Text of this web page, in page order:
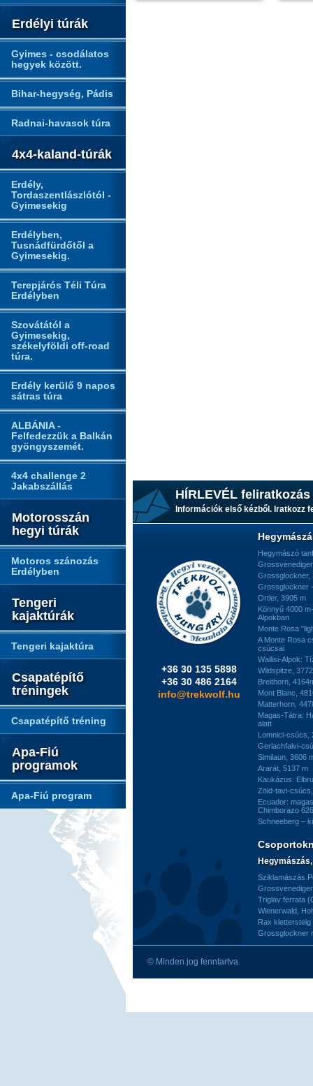
Erdélyi túrák
Gyimes - csodálatos
hegyek között.
Bihar-hegység, Pádis
Radnai-havasok túra
4x4-kaland-túrák
Erdély,
Tordaszentlászlótól -
Gyimesekig
Erdélyben,
Tusnádfürdőtől a
Gyimesekig.
Terepjárós Téli Túra
Erdélyben
Szovátától a
Gyimesekig,
székelyföldi off-road
túra.
Erdély kerülő 9 napos
sátras túra
ALBÁNIA -
Felfedezzük a Balkán
gyöngyszemét.
4x4 challenge 2
Jakabszállás
Motorosszán
hegyi túrák
Motoros szánozás
Erdélyben
Tengeri
kajaktúrák
Tengeri kajaktúra
Csapatépítő
tréningek
Csapatépítő tréning
Apa-Fiú
programok
Apa-Fiú program
HÍRLEVÉL feliratkozás
Információk első kézből. Iratkozz
+36 30 135 5898
+36 30 486 2164
info@trekwolf.hu
Hegymászó
Grossglockner,
Grossglockner
Ortler, 3905 m
Könnyű 4000
Alpokban
Monte Rosa
A Monte Rosa
csúcsai
Wallisi-Alpok:
Wildspitze,
Breithorn,
Mont Blanc,
Matterhorn,
Magas-Tátra:
alatt
Lomnici-csúcs,
Gerlachfalvi-
Similaun, 3606
Ararát, 5137 m
Kaukázus:
Zöld-tavi-
Ecuador:
Chimborazo
Schneeberg –
Sziklamászás
Triglav ferrata
Wienerwald,
Rax
Grossglockner
© Minden jog fenntartva.